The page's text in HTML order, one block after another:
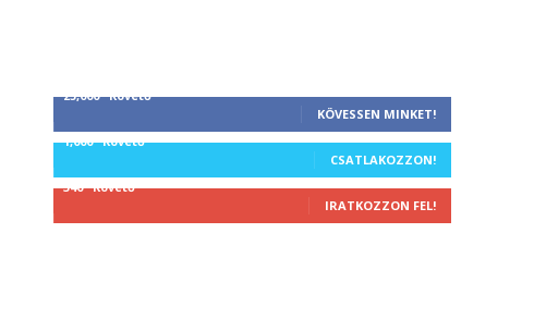
25,000 Követő
KÖVESSEN MINKET!
1,000 Követő
CSATLAKOZZON!
340 Követő
IRATKOZZON FEL!